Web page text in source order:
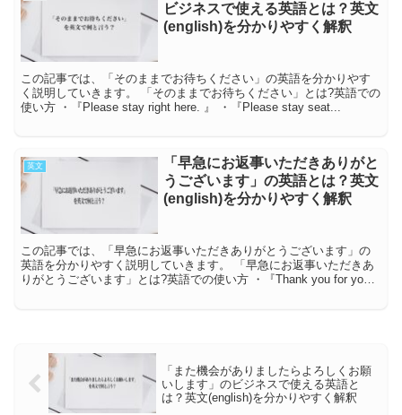
ビジネスで使える英語とは？英文
(english)を分かりやすく解釈
この記事では、「そのままでお待ちください」の英語を分かりやす
く説明していきます。 「そのままでお待ちください」とは?英語での
使い方 ・『Please stay right here. 』 ・『Please stay seat...
英文
「早急にお返事いただきありがと
うございます」の英語とは？英文
(english)を分かりやすく解釈
この記事では、「早急にお返事いただきありがとうございます」の
英語を分かりやすく説明していきます。 「早急にお返事いただきあ
りがとうございます」とは?英語での使い方 ・『Thank you for your
「また機会がありましたらよろしくお願
いします」のビジネスで使える英語と
は？英文(english)を分かりやすく解釈